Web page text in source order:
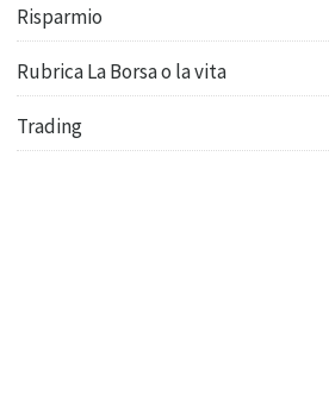
Risparmio
Rubrica La Borsa o la vita
Trading